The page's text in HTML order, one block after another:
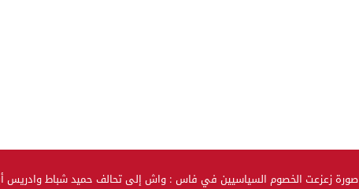
صورة زعزعت الخصوم السياسيين في فاس : واش إلى تحالف حميد شباط وادريس